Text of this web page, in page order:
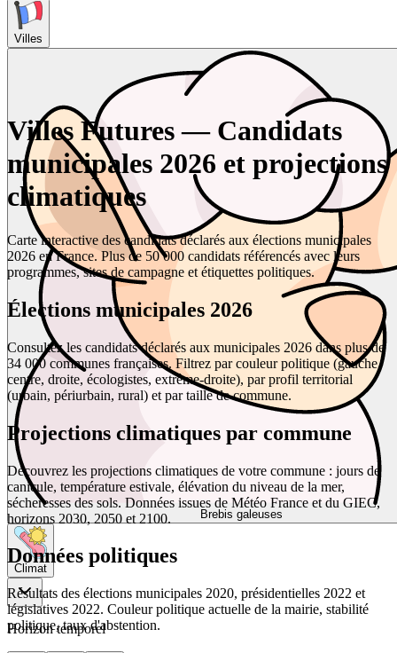
Villes
Brebis galeuses
Climat
Horizon temporel
Villes Futures — Candidats
municipales 2026 et projections
climatiques
Carte interactive des candidats déclarés aux élections municipales
2026 en France. Plus de 50 000 candidats référencés avec leurs
programmes, sites de campagne et étiquettes politiques.
Élections municipales 2026
Consultez les candidats déclarés aux municipales 2026 dans plus de
34 000 communes françaises. Filtrez par couleur politique (gauche,
centre, droite, écologistes, extrême-droite), par profil territorial
(urbain, périurbain, rural) et par taille de commune.
Projections climatiques par commune
Découvrez les projections climatiques de votre commune : jours de
canicule, température estivale, élévation du niveau de la mer,
sécheresses des sols. Données issues de Météo France et du GIEC,
horizons 2030, 2050 et 2100.
Données politiques
Résultats des élections municipales 2020, présidentielles 2022 et
législatives 2022. Couleur politique actuelle de la mairie, stabilité
politique, taux d'abstention.